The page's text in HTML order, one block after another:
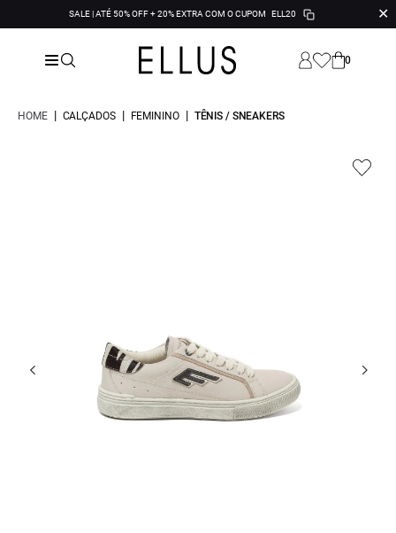
SALE | ATÉ 50% OFF + 20% EXTRA COM O CUPOM ELL20 ✕
0
HOME | CALÇADOS | FEMININO | TÊNIS / SNEAKERS